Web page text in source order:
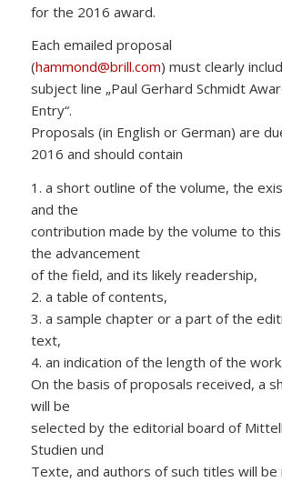
for the 2016 award.
Each emailed proposal
(hammond@brill.com) must clearly
subject line „Paul Gerhard Schmidt
Entry“.
Proposals (in English or German) are
2016 and should contain
1. a short outline of the volume, the
and the
contribution made by the volume to
the advancement
of the field, and its likely readership,
2. a table of contents,
3. a sample chapter or a part of the
text,
4. an indication of the length of the work.
On the basis of proposals received, a
will be
selected by the editorial board of
Studien und
Texte, and authors of such titles will